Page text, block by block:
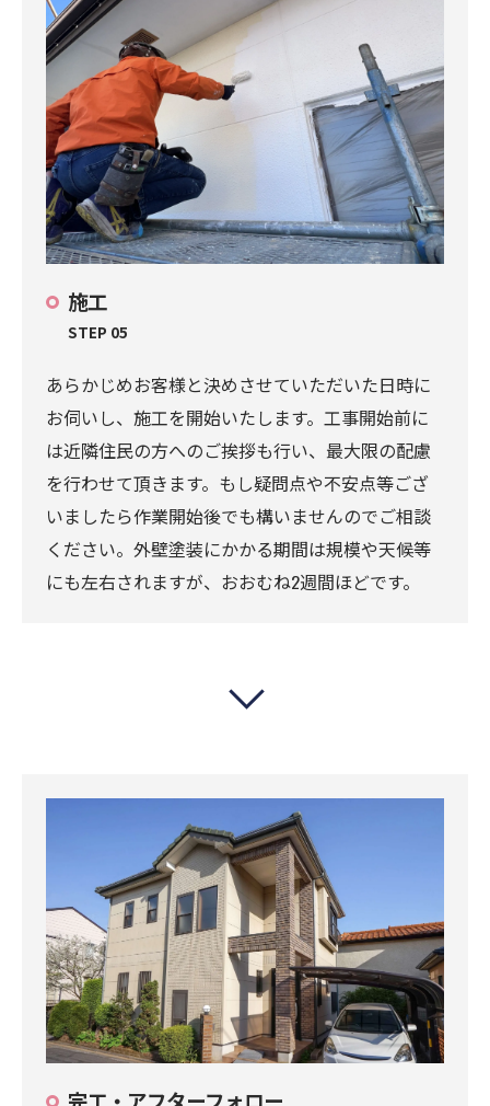
施工
STEP 05
あらかじめお客様と決めさせていただいた日時に
お伺いし、施工を開始いたします。工事開始前に
は近隣住民の方へのご挨拶も行い、最大限の配慮
を行わせて頂きます。もし疑問点や不安点等ござ
いましたら作業開始後でも構いませんのでご相談
ください。外壁塗装にかかる期間は規模や天候等
にも左右されますが、おおむね2週間ほどです。